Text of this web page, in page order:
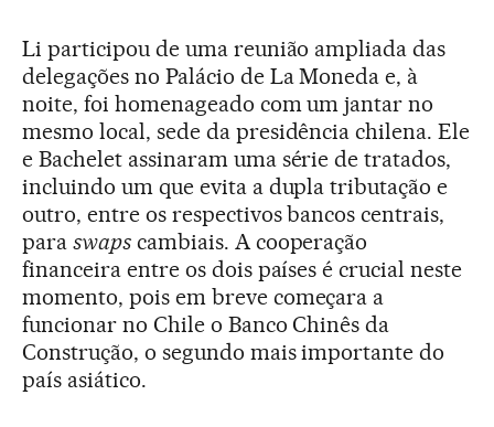
Li participou de uma reunião ampliada das
delegações no Palácio de La Moneda e, à
noite, foi homenageado com um jantar no
mesmo local, sede da presidência chilena. Ele
e Bachelet assinaram uma série de tratados,
incluindo um que evita a dupla tributação e
outro, entre os respectivos bancos centrais,
para swapscambiais. A cooperação
financeira entre os dois países é crucial neste
momento, pois em breve começara a
funcionar no Chile o Banco Chinês da
Construção, o segundo mais importante do
país asiático.